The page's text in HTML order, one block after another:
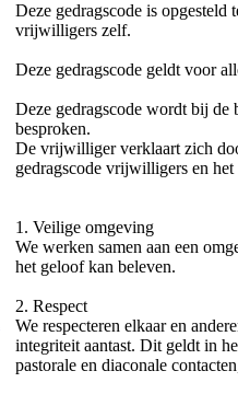
Deze gedragscode is opgesteld
vrijwilligers zelf.
Deze gedragscode geldt voor
Deze gedragscode wordt bij
besproken.
De vrijwilliger verklaart zich
gedragscode vrijwilligers en
1. Veilige omgeving
We werken samen aan een
het geloof kan beleven.
2. Respect
We respecteren elkaar en
integriteit aantast. Dit geldt in
pastorale en diaconale